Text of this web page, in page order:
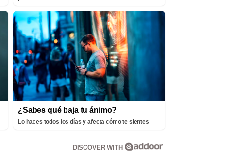
¿Sabes qué baja tu ánimo?
Lo haces todos los días y afecta cómo te sientes
DISCOVER WITH